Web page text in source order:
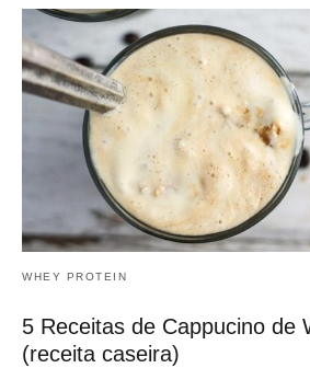
WHEY PROTEIN
5 Receitas de Cappucino de
(receita caseira)